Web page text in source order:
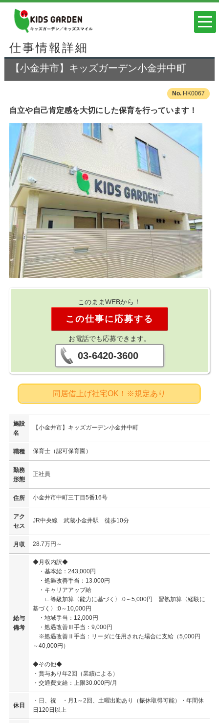
仕事情報詳細
【小金井市】キッズガーデン小金井中町
HK0067
自立や自己肯定感を大切にした保育を行っています！
このままWEBから！
この仕事に応募する
お電話でも応募できます。
03-6420-3600
同居借上げ社宅OK！※規定あり
施設
名
【小金井市】キッズガーデン小金井中町
職種 保育士（認可保育園）
勤務
形態
正社員
住所 小金井市中町三丁目5番16号
アク
セス
JR中央線 武蔵小金井駅 徒歩10分
月収 28.7万円～
給与
備考
◆月収内訳◆
・基本給：243,000円
・処遇改善手当：13.000円
・キャリアアップ給
∟等級加算〈能力に基づく〉:0～5,000円 習熟加算〈経験に
基づく〉:0～10,000円
・地域手当：12,000円
・処遇改善Ⅲ手当：9,000円
※処遇改善Ⅱ手当：リーダに任用された場合に支給（5,000円
～40,000円）
◆その他◆
・賞与あり年2回（業績による）
・交通費支給：上限30.000円/月
休日
・日、祝 ・月1～2回、土曜出勤あり（振休取得可能）・年間休
日120日以上